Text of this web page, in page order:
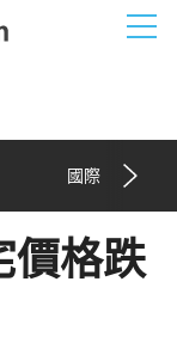
國際
價格跌